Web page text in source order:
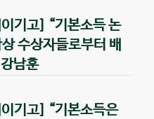
기고] “기본소득 논
수상자들로부터 배
남훈
기고] “기본소득은